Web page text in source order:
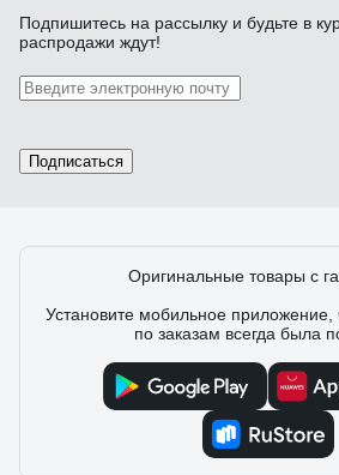
Подпишитесь на рассылку и будьте в
распродажи ждут!
Подписаться
Оригинальные товары с
Установите мобильное
по заказам всегда была